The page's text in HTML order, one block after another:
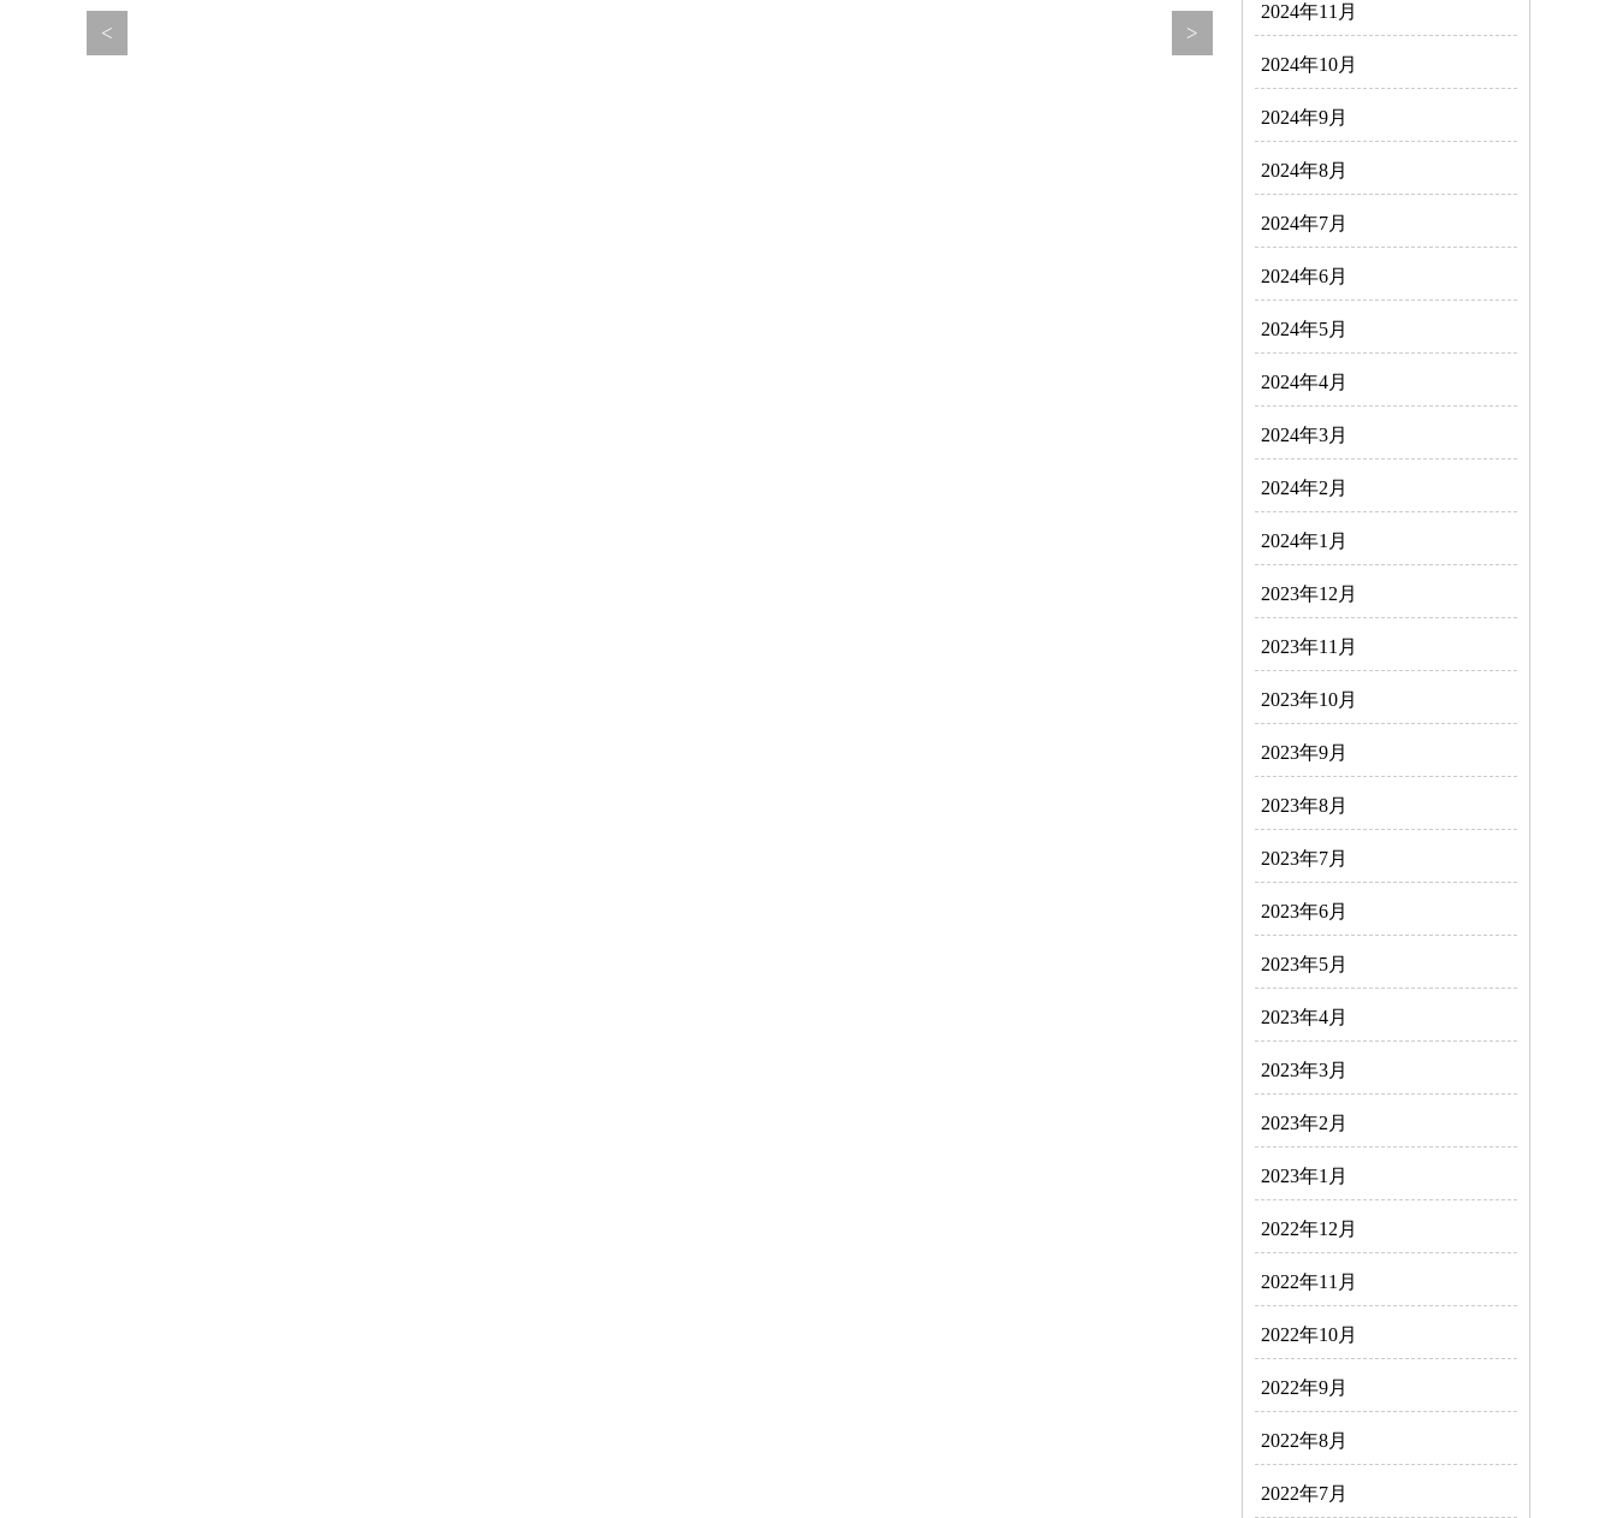
< >
2024年11月
2024年10月
2024年9月
2024年8月
2024年7月
2024年6月
2024年5月
2024年4月
2024年3月
2024年2月
2024年1月
2023年12月
2023年11月
2023年10月
2023年9月
2023年8月
2023年7月
2023年6月
2023年5月
2023年4月
2023年3月
2023年2月
2023年1月
2022年12月
2022年11月
2022年10月
2022年9月
2022年8月
2022年7月